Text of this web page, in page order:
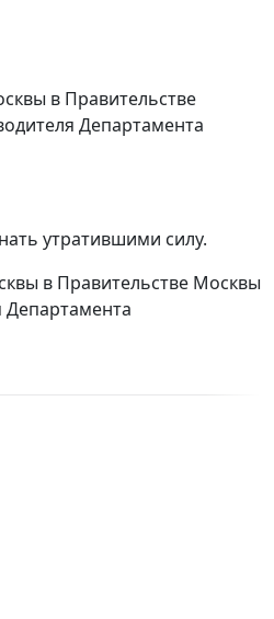
в Правительстве
Департамента
утратившими силу.
в Правительстве Москвы